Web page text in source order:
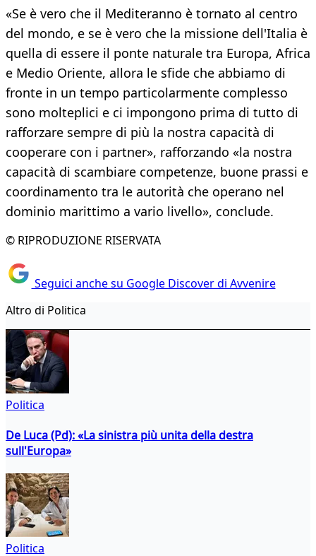
«Se è vero che il Mediteranno è tornato al centro
del mondo, e se è vero che la missione dell'Italia è
quella di essere il ponte naturale tra Europa, Africa
e Medio Oriente, allora le sfide che abbiamo di
fronte in un tempo particolarmente complesso
sono molteplici e ci impongono prima di tutto di
rafforzare sempre di più la nostra capacità di
cooperare con i partner», rafforzando «la nostra
capacità di scambiare competenze, buone prassi e
coordinamento tra le autorità che operano nel
dominio marittimo a vario livello», conclude.
© RIPRODUZIONE RISERVATA
Seguici anche su Google Discover di Avvenire
Altro di Politica
Politica
De Luca (Pd): «La sinistra più unita della destra
sull'Europa»
Politica